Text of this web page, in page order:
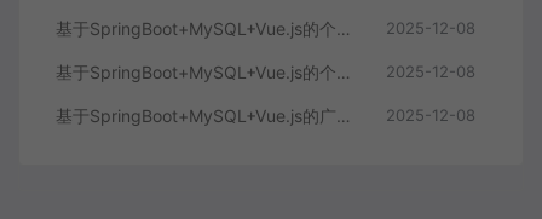
基于SpringBoot+MySQL+Vue.js的个人健康管理系统(附论文) 2025-12-08
基于SpringBoot+MySQL+Vue.js的个性化推荐电商系统(附论文) 2025-12-08
基于SpringBoot+MySQL+Vue.js的广西文化传承小程序(附论文) 2025-12-08